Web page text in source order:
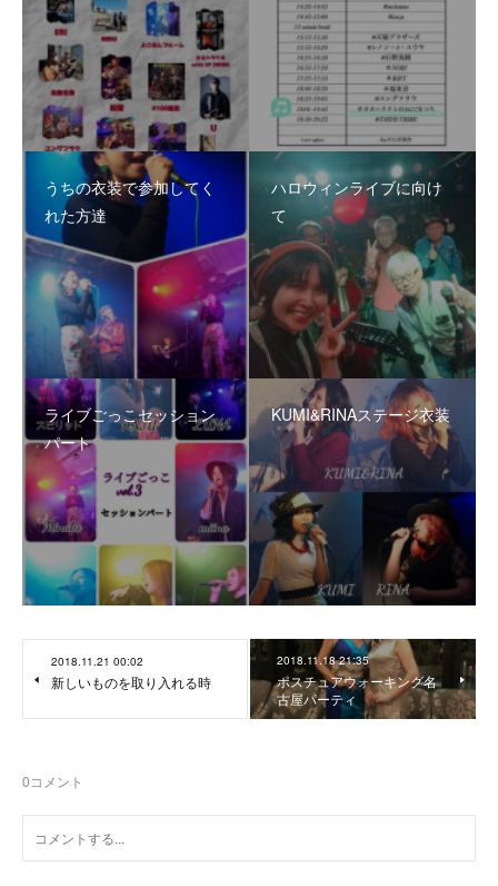
うちの衣装で参加してく
れた方達
ハロウィンライブに向け
て
ライブごっこセッション
パート
KUMI&RINAステージ衣装
2018.11.21 00:02
新しいものを取り入れる時
2018.11.18 21:35
ポスチュアウォーキング名
古屋パーティ
0コメント